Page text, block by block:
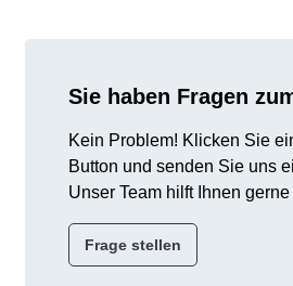
Sie haben Fragen
Kein Problem! Klicken Sie
Button und senden Sie uns
Unser Team hilft Ihnen gerne
Frage stellen